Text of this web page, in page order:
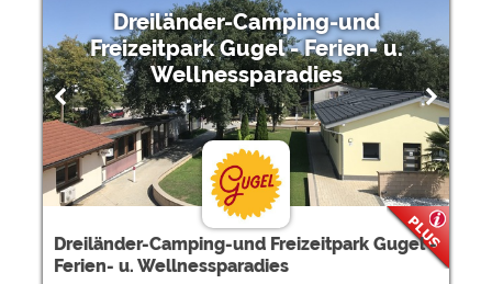
Dreiländer-Camping-und
Freizeitpark Gugel - Ferien- u.
Wellnessparadies
Dreiländer-Camping-und Freizeitpark Gugel -
Ferien- u. Wellnessparadies